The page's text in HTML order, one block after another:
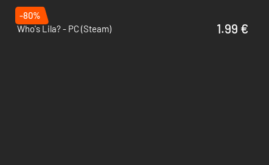
-80%
Who's Lila? - PC (Steam)
1.99 €